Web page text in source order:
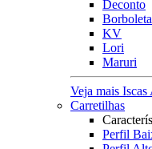
Deconto
Borboleta
KV
Lori
Maruri
Veja mais
Carretilhas
Perfil